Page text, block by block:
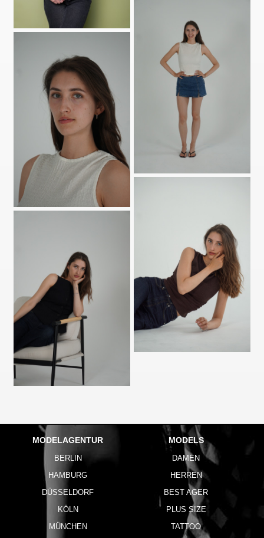
MODELAGENTUR
BERLIN
HAMBURG
DÜSSELDORF
KÖLN
MÜNCHEN
MODELS
DAMEN
HERREN
BEST AGER
PLUS SIZE
TATTOO